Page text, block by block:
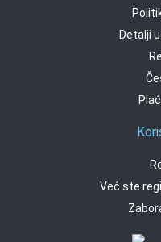
Detalji
Već ste